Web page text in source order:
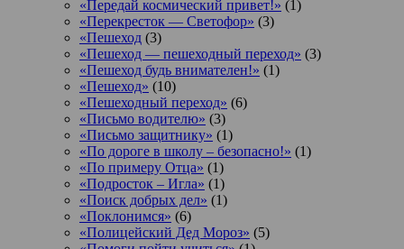
«Передай космический привет!» (1)
«Перекресток — Светофор» (3)
«Пешеход (3)
«Пешеход — пешеходный переход» (3)
«Пешеход будь внимателен!» (1)
«Пешеход» (10)
«Пешеходный переход» (6)
«Письмо водителю» (3)
«Письмо защитнику» (1)
«По дороге в школу – безопасно!» (1)
«По примеру Отца» (1)
«Подросток ‒ Игла» (1)
«Поиск добрых дел» (1)
«Поклонимся» (6)
«Полицейский Дед Мороз» (5)